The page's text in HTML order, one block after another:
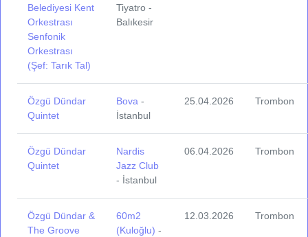
Belediyesi Kent
Orkestrası
Senfonik
Orkestrası
(Şef: Tarık Tal)
Tiyatro -
Balıkesir
Özgü Dündar
Quintet
Bova -
İstanbul
25.04.2026 Trombon
Özgü Dündar
Quintet
Nardis
Jazz Club
- İstanbul
06.04.2026 Trombon
Özgü Dündar &
The Groove
60m2
(Kuloğlu) -
12.03.2026 Trombon